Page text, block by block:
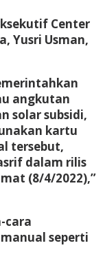
Center
Yusri Usman,
angkutan
solar subsidi,
kartu
tersebut,
dalam rilis
(8/4/2022),”
cara
seperti